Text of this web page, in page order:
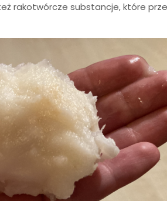
rakotwórcze substancje, które